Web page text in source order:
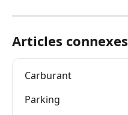
Articles connexes
Carburant
Parking